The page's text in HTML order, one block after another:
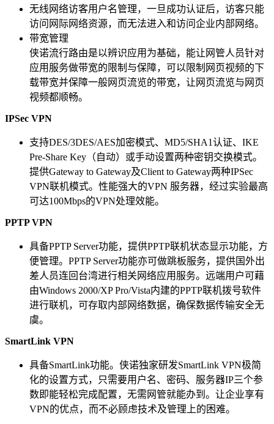
无线网络访客用户名管理，一旦成功认证后，访客只能
访问网际网络资源，而无法进入和访问企业内部网络。
带宽管理
侠诺流行路由是以辨识应用为基础，能让网管人员针对
应用服务做带宽的限制与保障，可以限制网页视频的下
载带宽并保障一般网页流览的带宽，让网页流览与网页
视频都顺畅。
IPSec VPN
支持DES/3DES/AES加密模式、MD5/SHA1认证、IKE
Pre-Share Key（自动）或手动设置两种密钥交换模式。
提供Gateway to Gateway及Client to Gateway两种IPSec
VPN联机模式。性能强大的VPN 服务器，经过实验最高
可达100Mbps的VPN处理效能。
PPTP VPN
具备PPTP Server功能，提供PPTP联机状态显示功能，方
便管理。PPTP Server功能亦可做跳板服务，提供国外出
差人员连回台湾进行相关网络应用服务。远端用户可藉
由Windows 2000/XP Pro/Vista内建的PPTP联机拨号软件
进行联机，可存取内部网络数据，确保数据传输安全无
虞。
SmartLink VPN
具备SmartLink功能。侠诺独家研发SmartLink VPN极简
化的设置方式，只需要用户名、密码、服务器IP三个参
数即能轻松完成配置，无需网管就能办到。让企业享有
VPN的优点，而不必顾虑技术及管理上的困难。